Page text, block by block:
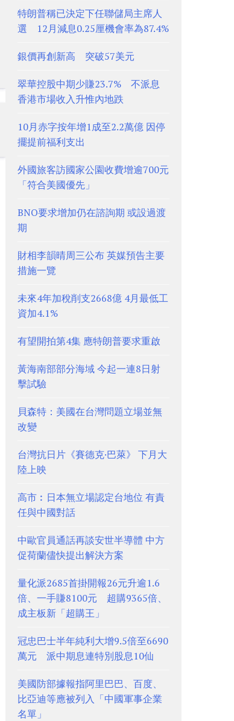
特朗普稱已決定下任聯儲局主席人
選 12月減息0.25厘機會率為87.4%
銀價再創新高 突破57美元
翠華控股中期少賺23.7% 不派息
香港市場收入升惟內地跌
10月赤字按年增1成至2.2萬億 因停
擺提前福利支出
外國旅客訪國家公園收費增逾700元
「符合美國優先」
BNO要求增加仍在諮詢期 或設過渡
期
財相李韻晴周三公布 英媒預告主要
措施一覽
未來4年加稅削支2668億 4月最低工
資加4.1%
有望開拍第4集 應特朗普要求重啟
黃海南部部分海域 今起一連8日射
擊試驗
貝森特：美國在台灣問題立場並無
改變
台灣抗日片《賽德克·巴萊》 下月大
陸上映
高市︰日本無立場認定台地位 有責
任與中國對話
中歐官員通話再談安世半導體 中方
促荷蘭儘快提出解決方案
量化派2685首掛開報26元升逾1.6
倍、一手賺8100元 超購9365倍、
成主板新「超購王」
冠忠巴士半年純利大增9.5倍至6690
萬元 派中期息連特別股息10仙
美國防部據報指阿里巴巴、百度、
比亞迪等應被列入「中國軍事企業
名單」